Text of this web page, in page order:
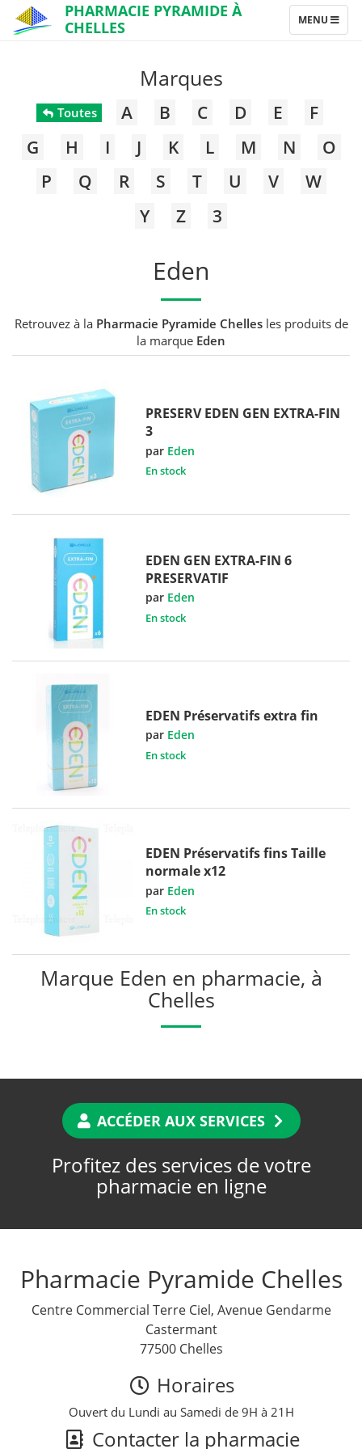
PHARMACIE PYRAMIDE À
CHELLES
TOGGLE
NAVIGATION
MENU
Marques
Toutes A B C D E
F
G
H I J K L M N
O
P
Q R S T U V
W
Y
Z 3
Eden
Retrouvez à la Pharmacie Pyramide Chellesles produits de
la marque Eden
PRESERV EDEN GEN EXTRA-FIN
3
par Eden
En stock
EDEN GEN EXTRA-FIN 6
PRESERVATIF
par Eden
En stock
EDEN Préservatifs extra fin
par Eden
En stock
EDEN Préservatifs fins Taille
normale x12
par Eden
En stock
Marque Eden en pharmacie, à
Chelles
ACCÉDER AUX SERVICES
Profitez des services de votre
pharmacie en ligne
Pharmacie Pyramide Chelles
Centre Commercial Terre Ciel, Avenue Gendarme
Castermant
77500 Chelles
Horaires
Ouvert du Lundi au Samedi de 9H à 21H
Contacter la pharmacie